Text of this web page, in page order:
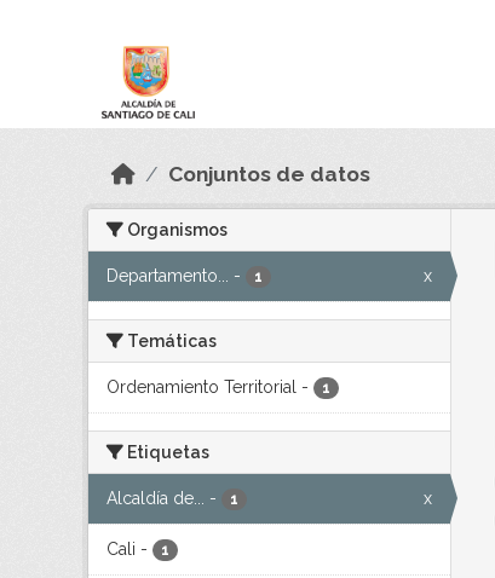
Conjuntos de datos
Organismos
Departamento... - 1 x
Temáticas
Ordenamiento Territorial - 1
Etiquetas
Alcaldía de... - 1 x
Cali - 1